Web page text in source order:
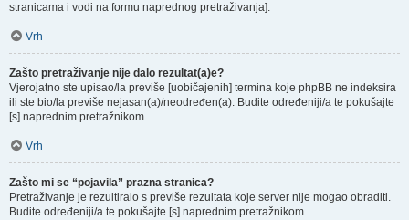
stranicama i vodi na formu naprednog pretraživanja].
Vrh
Zašto pretraživanje nije dalo rezultat(a)e?
Vjerojatno ste upisao/la previše [uobičajenih] termina koje phpBB ne indeksira
ili ste bio/la previše nejasan(a)/neodređen(a). Budite određeniji/a te pokušajte
[s] naprednim pretražnikom.
Vrh
Zašto mi se “pojavila” prazna stranica?
Pretraživanje je rezultiralo s previše rezultata koje server nije mogao obraditi.
Budite određeniji/a te pokušajte [s] naprednim pretražnikom.